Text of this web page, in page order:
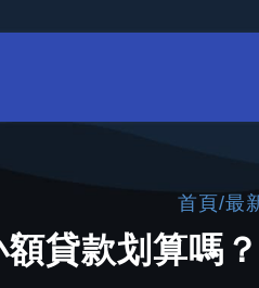
首頁/最
貸款划算嗎